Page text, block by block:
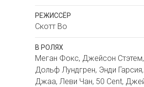
РЕЖИССЁР
Скотт Во
В РОЛЯХ
Меган Фокс, Джейсон
Дольф Лундгрен, Энди
Джаа, Леви Чан, 50 Cent,